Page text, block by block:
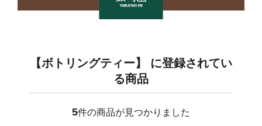
【ボトリングティー】 に登録されてい
る商品
5件の商品が見つかりました